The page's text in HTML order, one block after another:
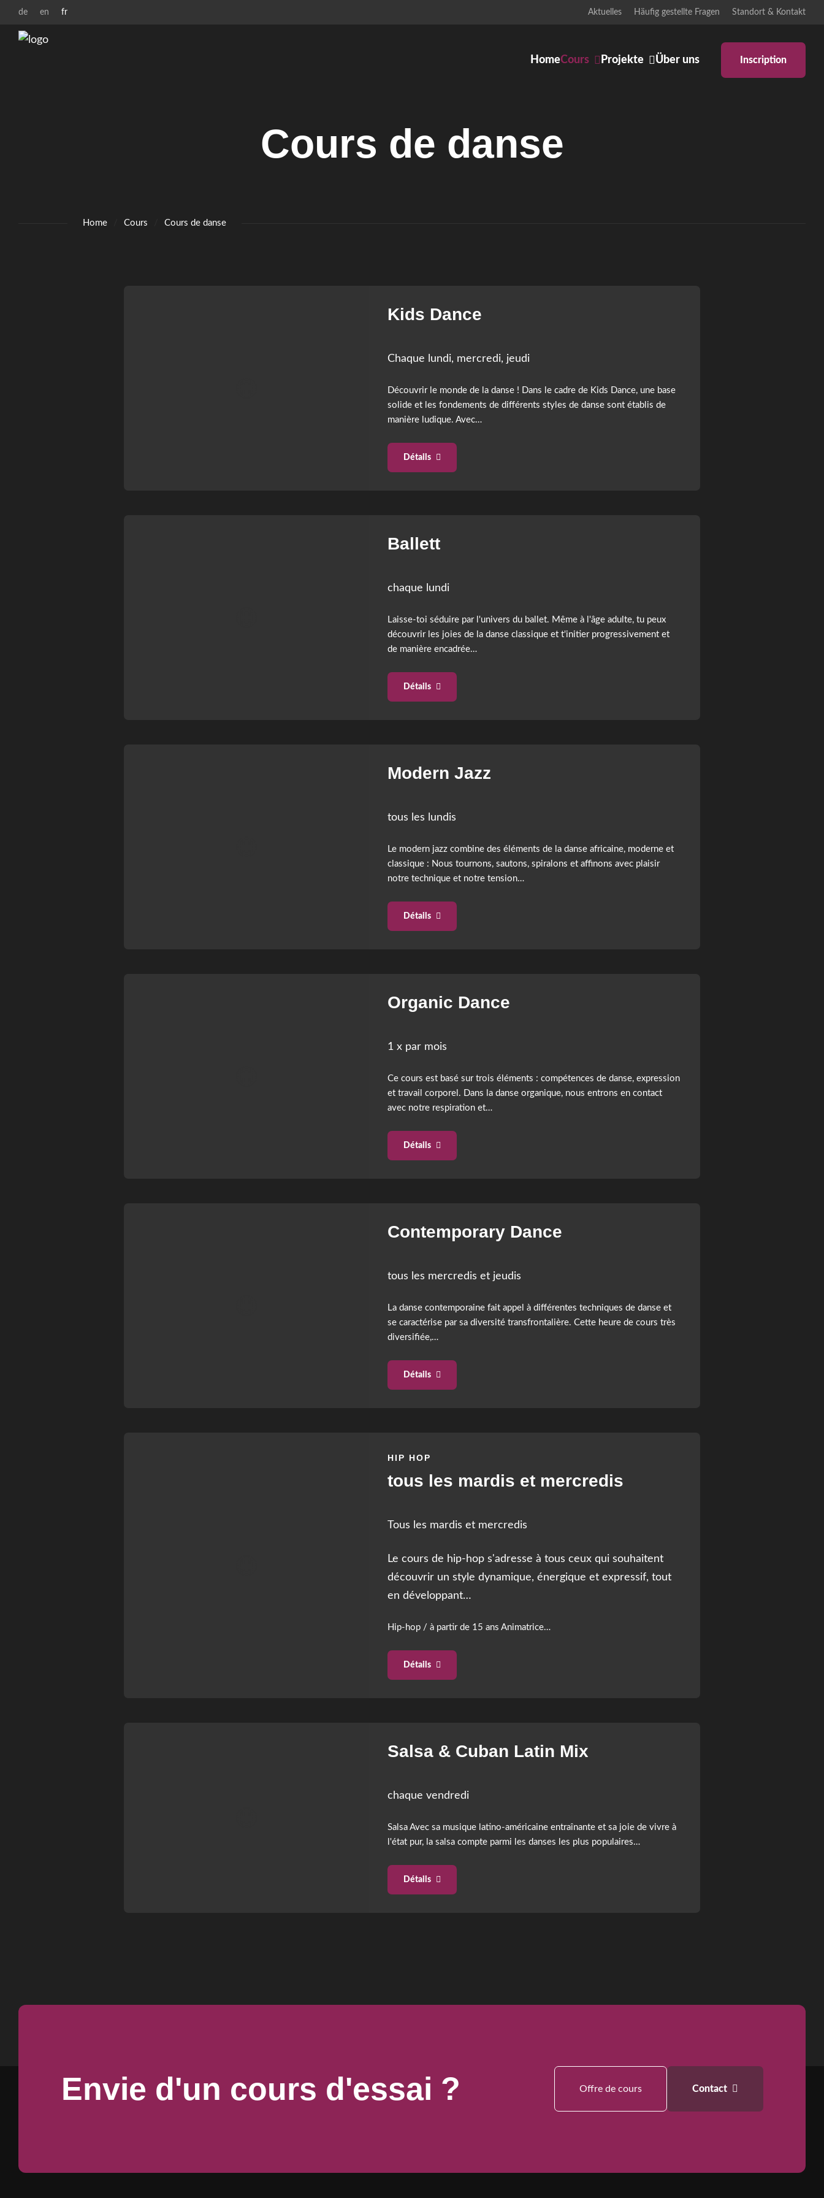
Zur Startseite
Zur Hauptnavigation
Zur Suche
Zum Hauptinhalt
Zum Fussbereich
de en fr Aktuelles Häufig gestellte Fragen Standort & Kontakt
HomeCours
Kids Dance Ballett
Projekte
Schulprojekte
Über uns Inscription
Cours de danse
Home Cours Cours de danse
Kids Dance
Chaque lundi, mercredi, jeudi
Découvrir le monde de la danse ! Dans le cadre de Kids Dance, une base
solide et les fondements de différents styles de danse sont établis de
manière ludique. Avec…
Détails
Ballett
chaque lundi
Laisse-toi séduire par l'univers du ballet. Même à l'âge adulte, tu peux
découvrir les joies de la danse classique et t'initier progressivement et
de manière encadrée…
Détails
Modern Jazz
tous les lundis
Le modern jazz combine des éléments de la danse africaine, moderne et
classique : Nous tournons, sautons, spiralons et affinons avec plaisir
notre technique et notre tension…
Détails
Organic Dance
1 x par mois
Ce cours est basé sur trois éléments : compétences de danse, expression
et travail corporel. Dans la danse organique, nous entrons en contact
avec notre respiration et…
Détails
Contemporary Dance
tous les mercredis et jeudis
La danse contemporaine fait appel à différentes techniques de danse et
se caractérise par sa diversité transfrontalière. Cette heure de cours très
diversifiée,…
Détails
HIP HOP
tous les mardis et mercredis
Tous les mardis et mercredis
Le cours de hip-hop s'adresse à tous ceux qui souhaitent
découvrir un style dynamique, énergique et expressif, tout
en développant…
Hip-hop / à partir de 15 ans Animatrice…
Détails
Salsa & Cuban Latin Mix
chaque vendredi
Salsa Avec sa musique latino-américaine entraînante et sa joie de vivre à
l'état pur, la salsa compte parmi les danses les plus populaires…
Détails
Envie d'un cours d'essai ? Offre de cours Contact